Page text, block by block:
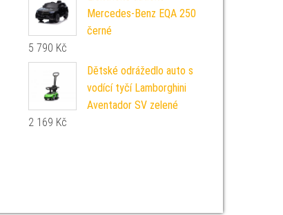
Mercedes-Benz EQA 250
černé
5 790 Kč
Dětské odrážedlo auto s
vodící tyčí Lamborghini
Aventador SV zelené
2 169 Kč